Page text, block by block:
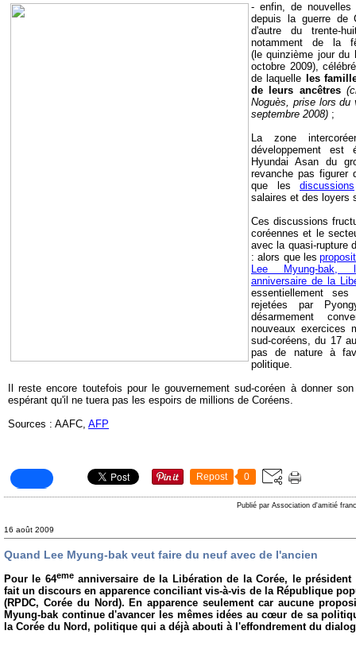
- enfin, de nouvelles
depuis la guerre de
d'autre du trente-
notamment de la
(le quinzième jour du
octobre 2009),
de laquelle
les
de leurs ancêtres
Noguès, prise lors du
septembre 2008) ;
La zone
développement est
Hyundai Asan du
revanche pas figurer
que les
discussions
salaires et des loyers
Ces discussions
coréennes et le
avec la quasi-rupture
: alors que les
Lee Myung-bak,
anniversaire de la
essentiellement
rejetées par
désarmement
nouveaux exercices
sud-coréens, du 17
pas de nature à
politique.
Il reste encore toutefois pour le gouvernement sud-coréen à donner
espérant qu'il ne tuera pas les espoirs de millions de Coréens.
Sources : AAFC, AFP
Repost 0
Publié par Association d'amitié
16 août 2009
Quand Lee Myung-bak veut faire du neuf avec de l'ancien
Pour le 64emeanniversaire de la Libération de la Corée, le président
fait un discours en apparence conciliant vis-à-vis de la République
(RPDC, Corée du Nord). En apparence seulement car aucune
Myung-bak continue d'avancer les mêmes idées au cœur de sa
la Corée du Nord, politique qui a déjà abouti à l'effondrement du